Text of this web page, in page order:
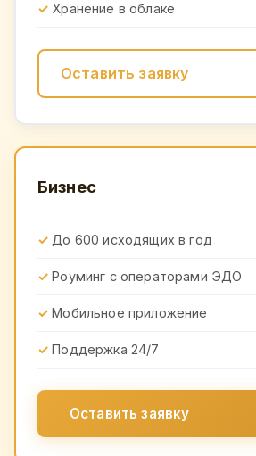
Хранение в облаке
Оставить заявку
Бизнес
До 600 исходящих в год
Роуминг с операторами ЭДО
Мобильное приложение
Поддержка 24/7
Оставить заявку